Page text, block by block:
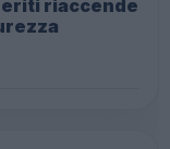
riaccende